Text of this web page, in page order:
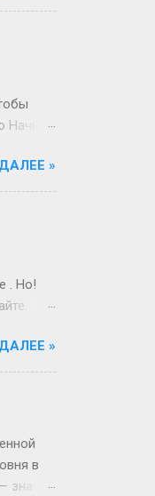
бы.
Начнём
ДАЛЕЕ »
. Но!
ДАЛЕЕ »
в
значит